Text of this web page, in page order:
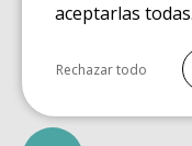
GUÍA DE COMPRA PIEZAS
aceptarlas todas.
Seleccionar
Cookies
Rechazar todo